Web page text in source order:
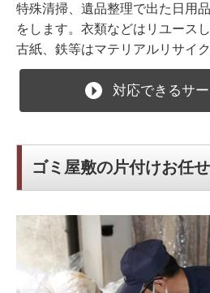
特殊清掃、遺品整理で出た日用
をします。衣類などはリユース
古紙、鉄等はマテリアルリサイク
対応できるサ
ゴミ屋敷の片付けお任